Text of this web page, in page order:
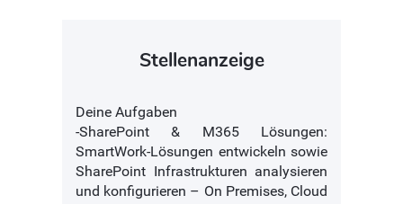
Stellenanzeige
Deine Aufgaben
-SharePoint & M365 Lösungen:
SmartWork-Lösungen entwickeln sowie
SharePoint Infrastrukturen analysieren
und konfigurieren – On Premises, Cloud